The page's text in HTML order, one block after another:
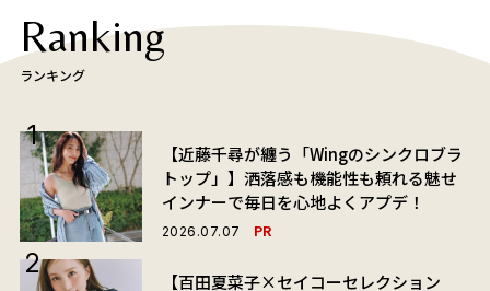
Ranking
ランキング
【近藤千尋が纏う「Wingのシンクロブラ
トップ」】洒落感も機能性も頼れる魅せ
インナーで毎日を心地よくアプデ！
2026.07.07 PR
【百田夏菜子×セイコーセレクション